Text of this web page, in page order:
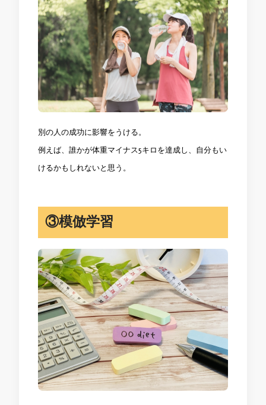
別の人の成功に影響をうける。
例えば、誰かが体重マイナス5キロを達成し、自分もい
けるかもしれないと思う。
③模倣学習